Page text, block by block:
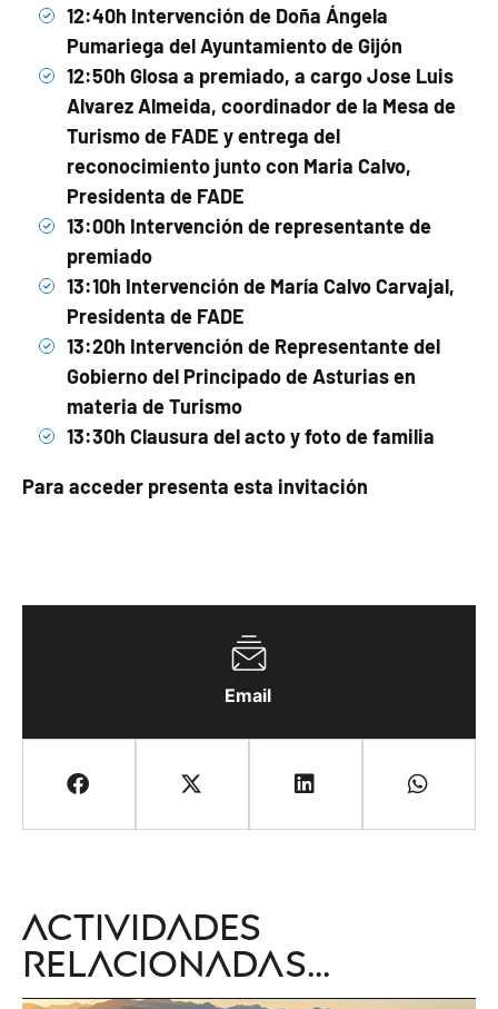
Email
12:40h Intervención de Doña Ángela
Pumariega del Ayuntamiento de Gijón
12:50h Glosa a premiado, a cargo Jose Luis
Alvarez Almeida, coordinador de la Mesa de
Turismo de FADE y entrega del
reconocimiento junto con Maria Calvo,
Presidenta de FADE
13:00h Intervención de representante de
premiado
13:10h Intervención de María Calvo Carvajal,
Presidenta de FADE
13:20h Intervención de Representante del
Gobierno del Principado de Asturias en
materia de Turismo
13:30h Clausura del acto y foto de familia
Para acceder presenta esta invitación
Actividades
relacionadas...